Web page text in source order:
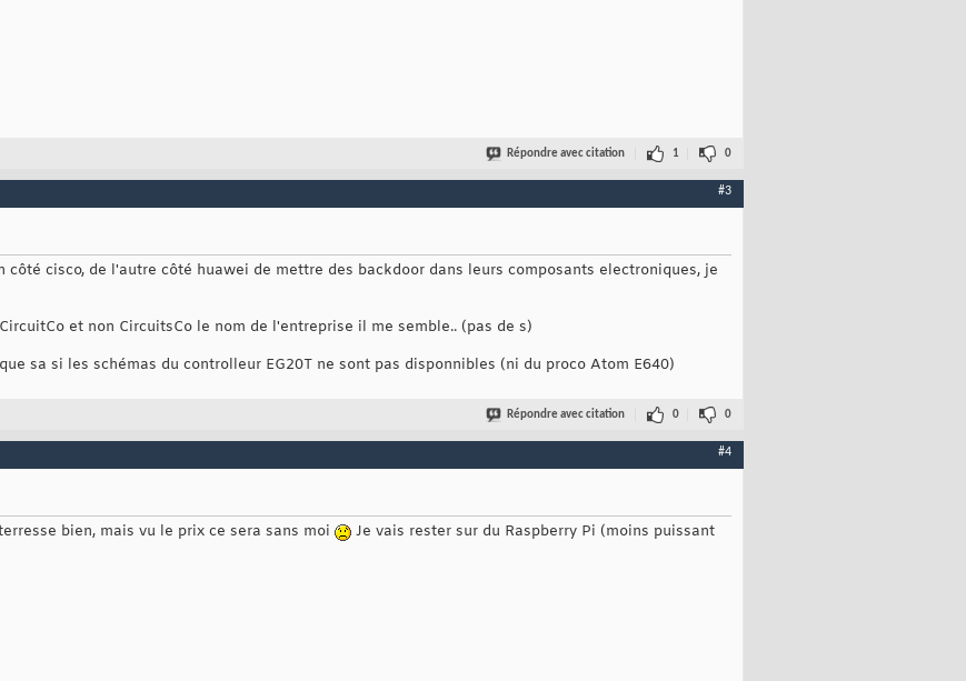
Répondre avec citation 1 0
#3
côté cisco, de l'autre côté huawei de mettre des backdoor dans leurs composants electroniques, je
et non CircuitsCo le nom de l'entreprise il me semble.. (pas de s)
sa si les schémas du controlleur EG20T ne sont pas disponnibles (ni du proco Atom E640)
Répondre avec citation 0 0
#4
bien, mais vu le prix ce sera sans moi
Je vais rester sur du Raspberry Pi (moins puissant